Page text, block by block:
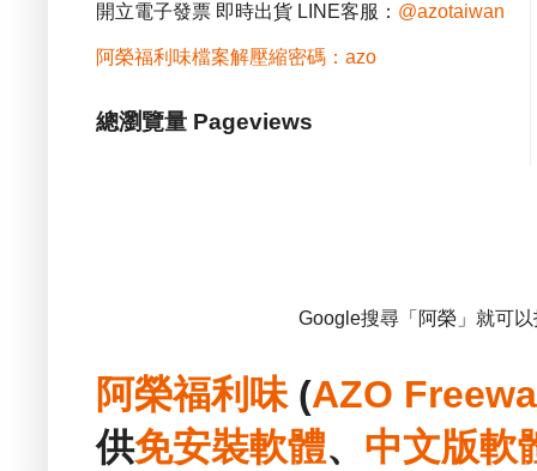
開立電子發票 即時出貨 LINE客服： @azotaiwan
阿榮福利味檔案解壓縮密碼：azo
總瀏覽量 Pageviews
Google搜尋「阿榮」就可
阿榮福利味(AZO
供免安裝軟體、 中文版軟